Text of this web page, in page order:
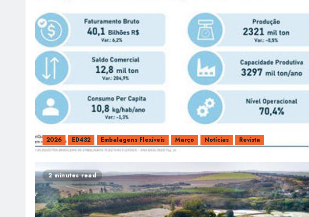
2026 ED432 Embalagens Flexíveis Março Notícias Revista
2 minutes read